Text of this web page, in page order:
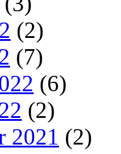
(2)
(7)
(6)
(2)
2021 (2)